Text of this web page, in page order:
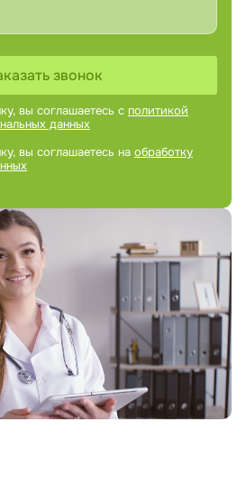
звонок
вы соглашаетесь с политикой
данных
вы соглашаетесь на обработку